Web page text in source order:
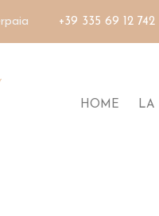
+39 335 69 12 742
HOME LA